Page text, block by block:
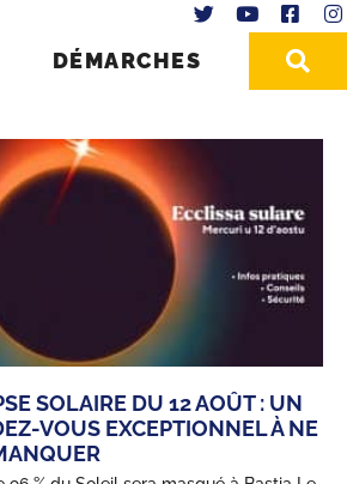
DÉMARCHES
SOLAIRE DU 12 AOÛT : UN
VOUS EXCEPTIONNEL À NE